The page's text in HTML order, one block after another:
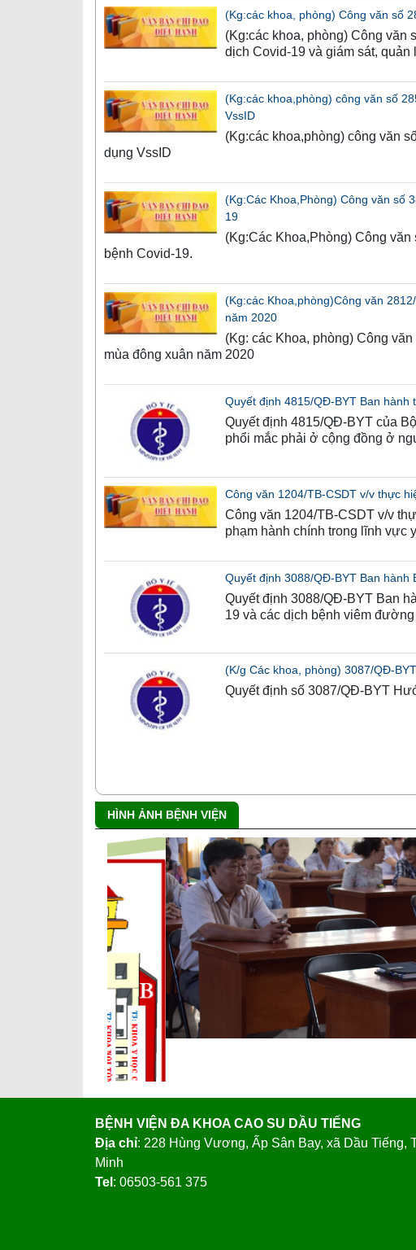
(Kg:các khoa, phòng) Công văn số
(Kg:các khoa, phòng) Công văn
dịch Covid-19 và giám sát,
(Kg:các khoa,phòng) công văn số
VssID
(Kg:các khoa,phòng) công văn
dụng VssID
(Kg:Các Khoa,Phòng) Công văn số
19
(Kg:Các Khoa,Phòng) Công
bệnh Covid-19.
(Kg:các Khoa,phòng)Công văn
năm 2020
(Kg: các Khoa, phòng) Công
mùa đông xuân năm 2020
Quyết định 4815/QĐ-BYT Ban hành
Quyết định 4815/QĐ-BYT của
phổi mắc phải ở cộng đồng ở
Công văn 1204/TB-CSDT v/v thực
Công văn 1204/TB-CSDT v/v
phạm hành chính trong lĩnh vực
Quyết định 3088/QĐ-BYT Ban hành
Quyết định 3088/QĐ-BYT Ban
19 và các dịch bệnh viêm
(K/g Các khoa, phòng) 3087/QĐ-
Quyết định số 3087/QĐ-BYT
HÌNH ẢNH BỆNH VIỆN
Previous
BỆNH VIỆN ĐA KHOA CAO SU DẦU TIẾNG
Địa chỉ: 228 Hùng Vương, Ấp Sân Bay, xã Dầu Tiếng,
Minh
Tel: 06503-561 375